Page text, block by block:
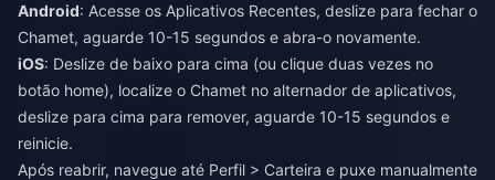
Android: Acesse os Aplicativos Recentes, deslize para fechar o
Chamet, aguarde 10-15 segundos e abra-o novamente.
iOS: Deslize de baixo para cima (ou clique duas vezes no
botão home), localize o Chamet no alternador de aplicativos,
deslize para cima para remover, aguarde 10-15 segundos e
reinicie.
Após reabrir, navegue até Perfil > Carteira e puxe manualmente